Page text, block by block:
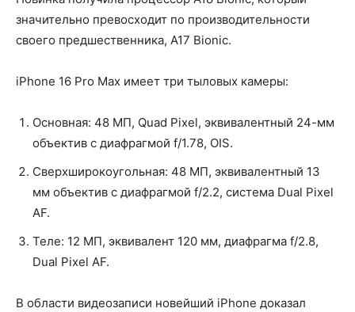
значительно превосходит по производительности
своего предшественника, A17 Bionic.
iPhone 16 Pro Max имеет три тыловых камеры:
Основная: 48 МП, Quad Pixel, эквивалентный 24-мм
объектив с диафрагмой f/1.78, OIS.
Сверхширокоугольная: 48 МП, эквивалентный 13
мм объектив с диафрагмой f/2.2, система Dual Pixel
AF.
Теле: 12 МП, эквивалент 120 мм, диафрагма f/2.8,
Dual Pixel AF.
В области видеозаписи новейший iPhone доказал